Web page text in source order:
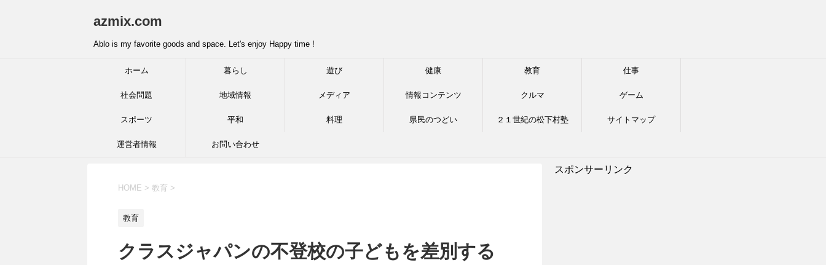
azmix.com
Ablo is my favorite goods and space. Let's enjoy Happy time !
ホーム 暮らし 遊び 健康 教育 仕事
社会問題 地域情報 メディア 情報コンテンツ クルマ ゲーム
スポーツ 平和 料理 県民のつどい ２１世紀の松下村塾 サイトマップ
運営者情報 お問い合わせ
HOME > 教育 >
教育
クラスジャパンの不登校の子どもを差別する
スポンサーリンク